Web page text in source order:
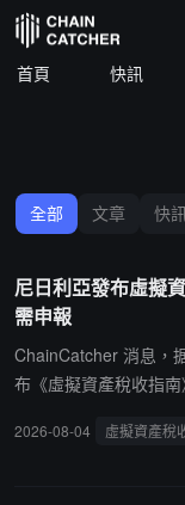
首頁 快訊
全部 文章 快
尼日利亞發布虛擬
需申報
ChainCatcher 消息，
布《虛擬資產稅收指
幣、穩定幣、治理代
2026-08-04 虛擬資產稅